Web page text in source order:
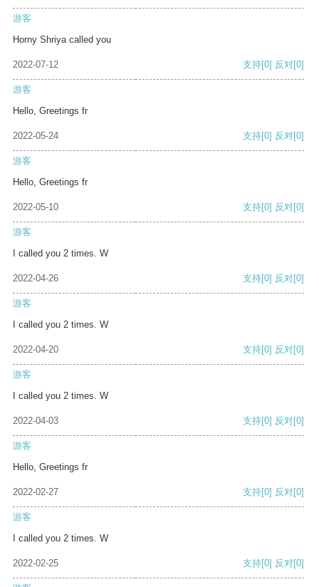
游客
Horny Shriya called you
2022-07-12 支持[0] 反对[0]
游客
Hello, Greetings fr
2022-05-24 支持[0] 反对[0]
游客
Hello, Greetings fr
2022-05-10 支持[0] 反对[0]
游客
I called you 2 times. W
2022-04-26 支持[0] 反对[0]
游客
I called you 2 times. W
2022-04-20 支持[0] 反对[0]
游客
I called you 2 times. W
2022-04-03 支持[0] 反对[0]
游客
Hello, Greetings fr
2022-02-27 支持[0] 反对[0]
游客
I called you 2 times. W
2022-02-25 支持[0] 反对[0]